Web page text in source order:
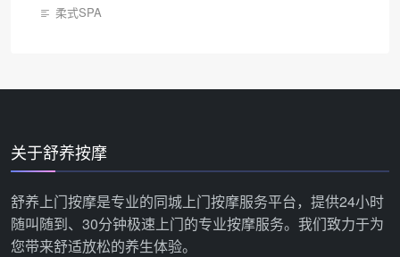
柔式SPA
关于舒养按摩
舒养上门按摩是专业的同城上门按摩服务平台，提供24小时
随叫随到、30分钟极速上门的专业按摩服务。我们致力于为
您带来舒适放松的养生体验。